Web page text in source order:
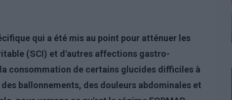
qui a été mis au point pour atténuer les
(SCI) et d'autres affections gastro-
consommation de certains glucides difficiles à
ballonnements, des douleurs abdominales et